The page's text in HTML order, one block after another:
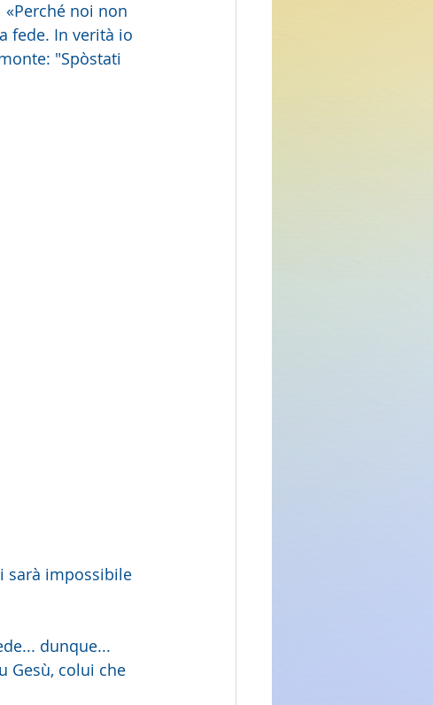
fede. In verità io
"Spòstati
sarà impossibile
dunque...
Gesù, colui che